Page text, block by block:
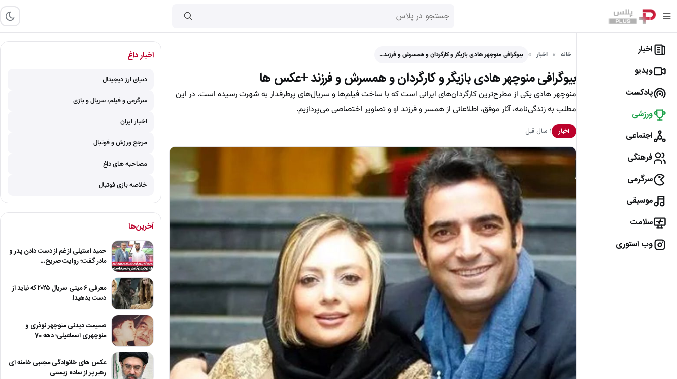
اخبار
ویدیو
پادکست
ورزشی
اجتماعی
فرهنگی
سرگرمی
موسیقی
سلامت
وب استوری
خانه اخبار بیوگرافی منوچهر هادی بازیگر و کارگردان و همسرش و فرزند…
بیوگرافی منوچهر هادی بازیگر و کارگردان و همسرش و فرزند +عکس ها
منوچهر هادی یکی از مطرح‌ترین کارگردان‌های ایرانی است که با ساخت فیلم‌ها و سریال‌های پرطرفدار به شهرت رسیده است. در این
مطلب به زندگی‌نامه، آثار موفق، اطلاعاتی از همسر و فرزند او و تصاویر اختصاصی می‌پردازیم.
اخبار ۱ سال قبل
اخبار داغ
دنیای ارز دیجیتال
سرگرمی و فیلم، سریال و بازی
اخبار ایران
مرجع ورزش و فوتبال
مصاحبه های داغ
خلاصه بازی فوتبال
آخرین‌ها
حمید استیلی از غم از دست دادن پدر و
مادر گفت؛ روایت صریح…
معرفی ۶ مینی سریال ۲۰۲۵ که نباید از
دست بدهید!
صمیمت دیدنی منوچهر نوذری و
منوچهری اسماعیلی؛ دهه 70
عکس های خانوادگی مجتبی خامنه ای
رهبر پر از ساده زیستی